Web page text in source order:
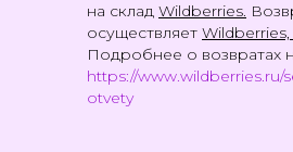
на склад Wildberries.
осуществляет
Подробнее о возвратах
https://www.wildberries.ru/
otvety